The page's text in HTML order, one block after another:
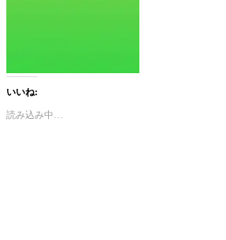
いいね:
読み込み中…